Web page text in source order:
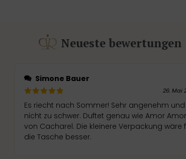
Neueste bewertungen
Simone Bauer
26. Mai
Es riecht nach Sommer! Sehr angenehm und
nicht zu schwer. Duftet genau wie Amor Amor
von Cacharel. Die kleinere Verpackung wäre
die Tasche besser.